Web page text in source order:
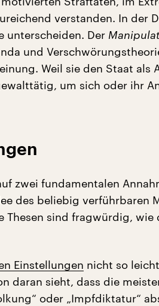
verstanden. In der
unterscheiden. Der
und
Weil sie den Staat als
um sich oder ihr
zwei fundamentalen
des beliebig verführbaren
Thesen sind fragwürdig, wie
Einstellungen nicht so
daran sieht, dass die
oder „Impfdiktatur“